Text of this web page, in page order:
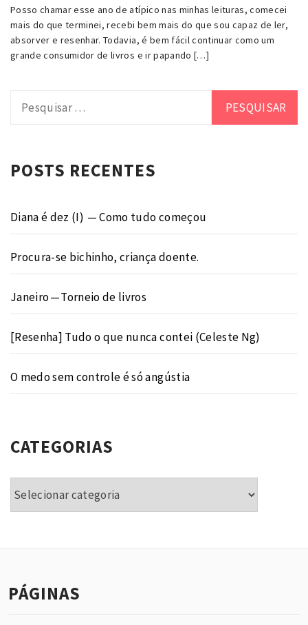
Posso chamar esse ano de atípico nas minhas leituras, comecei
mais do que terminei, recebi bem mais do que sou capaz de ler,
absorver e resenhar. Todavia, é bem fácil continuar como um
grande consumidor de livros e ir papando […]
por:
POSTS RECENTES
Diana é dez (I) — Como tudo começou
Procura-se bichinho, criança doente.
Janeiro — Torneio de livros
[Resenha] Tudo o que nunca contei (Celeste Ng)
O medo sem controle é só angústia
CATEGORIAS
PÁGINAS